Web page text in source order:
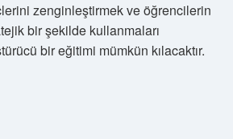
zenginleştirmek ve öğrencilerin
bir şekilde kullanmaları
bir eğitimi mümkün kılacaktır.